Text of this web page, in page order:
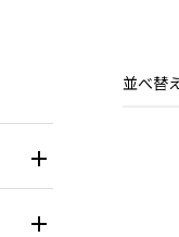
並べ替